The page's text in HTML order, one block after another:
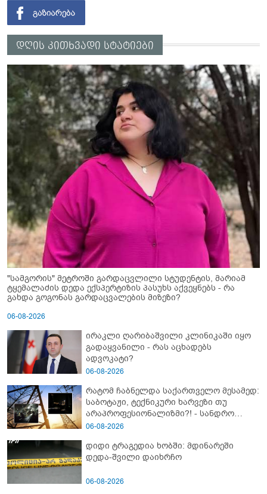
დღის კითხვადი სტატიები
"სამგორის" მეტროში გარდაცვლილი სტუდენტის, მარიამ
ტყემალაძის დედა ექსპერტიზის პასუხს აქვეყნებს - რა
გახდა გოგონას გარდაცვალების მიზეზი?
06-08-2026
ირაკლი ღარიბაშვილი კლინიკაში იყო
გადაყვანილი - რას აცხადებს
ადვოკატი?
06-08-2026
რატომ ჩაბნელდა საქართველო მესამედ:
საბოტაჟი, ტექნიკური ხარვეზი თუ
არაპროფესიონალიზმი?! - სანდრო
თვალჭრელიძის ანალიზი
06-08-2026
დიდი ტრაგედია ხობში: მდინარეში
დედა-შვილი დაიხრჩო
06-08-2026